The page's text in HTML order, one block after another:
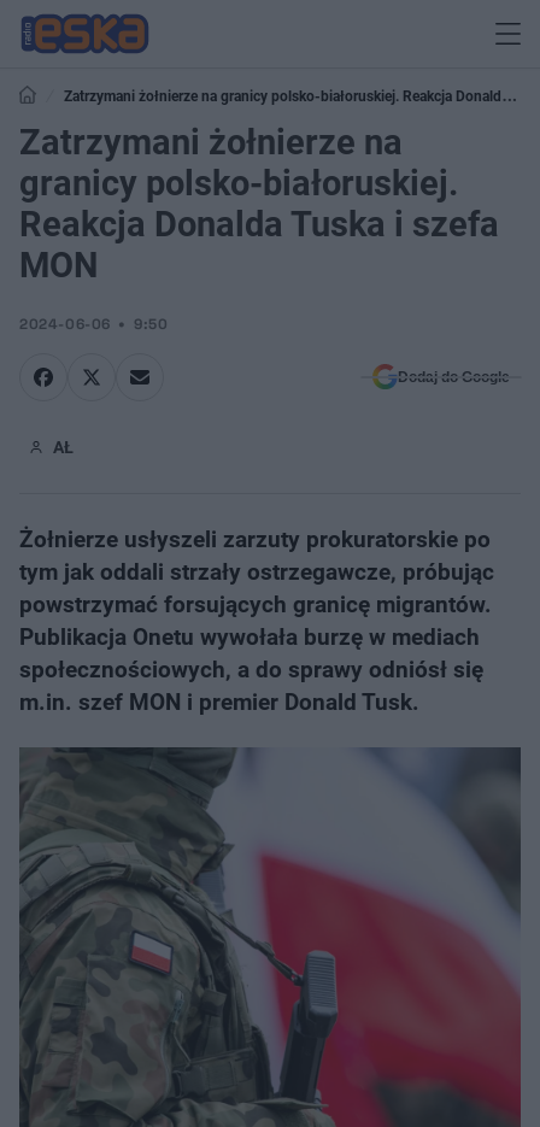
Zatrzymani żołnierze na granicy polsko-białoruskiej. Reakcja Donalda
Tuska i szefa MON
Zatrzymani żołnierze na
granicy polsko-białoruskiej.
Reakcja Donalda Tuska i szefa
MON
2024-06-06 9:50
Dodaj do Google
AŁ
Żołnierze usłyszeli zarzuty prokuratorskie po
tym jak oddali strzały ostrzegawcze, próbując
powstrzymać forsujących granicę migrantów.
Publikacja Onetu wywołała burzę w mediach
społecznościowych, a do sprawy odniósł się
m.in. szef MON i premier Donald Tusk.